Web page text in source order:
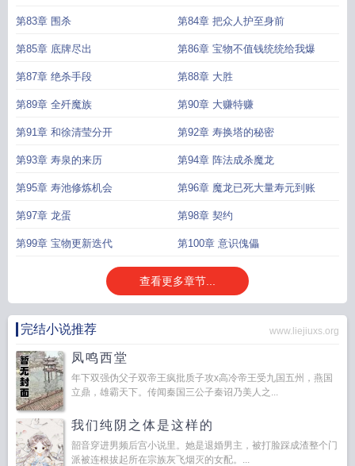
第83章 围杀 第84章 把众人护至身前
第85章 底牌尽出 第86章 宝物不值钱统统给我爆
第87章 绝杀手段 第88章 大胜
第89章 全歼魔族 第90章 大赚特赚
第91章 和徐清莹分开 第92章 寿换塔的秘密
第93章 寿泉的来历 第94章 阵法成杀魔龙
第95章 寿池修炼机会 第96章 魔龙已死大量寿元到账
第97章 龙蛋 第98章 契约
第99章 宝物更新迭代 第100章 意识傀儡
查看更多章节...
完结小说推荐 www.liejiuxs.org
凤鸣西堂
年下双强伪父子双帝王疯批质子攻x高冷帝王受九国五州，燕国
立鼎，雄霸天下。传闻秦国三公子秦诏乃美人之...
我们纯阴之体是这样的
韶音穿进男频后宫小说里。她是退婚男主，被打脸踩成渣整个门
派被连根拔起所在宗族灰飞烟灭的女配。...